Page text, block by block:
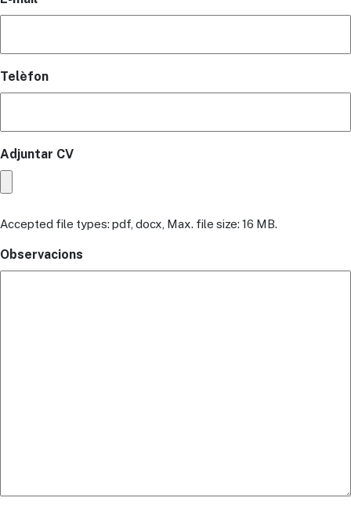
Telèfon
Adjuntar CV
Accepted file types: pdf, docx, Max. file size: 16 MB.
Observacions